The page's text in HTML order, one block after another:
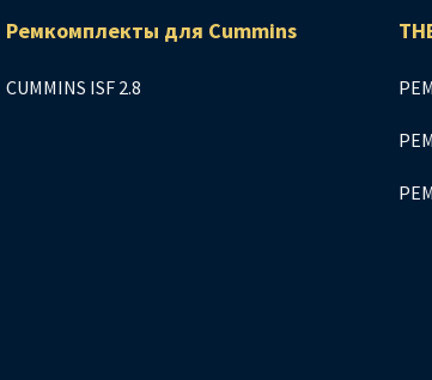
Ремкомплекты для Сummins
CUMMINS ISF 2.8